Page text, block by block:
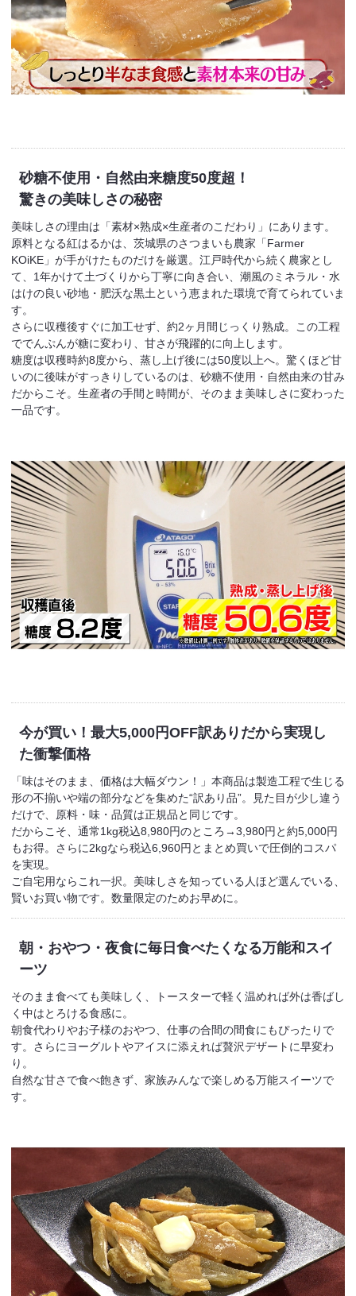
砂糖不使用・自然由来糖度50度超！
驚きの美味しさの秘密
美味しさの理由は「素材×熟成×生産者のこだわり」にあります。
原料となる紅はるかは、茨城県のさつまいも農家「Farmer
KOiKE」が手がけたものだけを厳選。江戸時代から続く農家とし
て、1年かけて土づくりから丁寧に向き合い、潮風のミネラル・水
はけの良い砂地・肥沃な黒土という恵まれた環境で育てられていま
す。
さらに収穫後すぐに加工せず、約2ヶ月間じっくり熟成。この工程
ででんぷんが糖に変わり、甘さが飛躍的に向上します。
糖度は収穫時約8度から、蒸し上げ後には50度以上へ。驚くほど甘
いのに後味がすっきりしているのは、砂糖不使用・自然由来の甘み
だからこそ。生産者の手間と時間が、そのまま美味しさに変わった
一品です。
今が買い！最大5,000円OFF訳ありだから実現し
た衝撃価格
「味はそのまま、価格は大幅ダウン！」本商品は製造工程で生じる
形の不揃いや端の部分などを集めた“訳あり品”。見た目が少し違う
だけで、原料・味・品質は正規品と同じです。
だからこそ、通常1kg税込8,980円のところ→3,980円と約5,000円
もお得。さらに2kgなら税込6,960円とまとめ買いで圧倒的コスパ
を実現。
ご自宅用ならこれ一択。美味しさを知っている人ほど選んでいる、
賢いお買い物です。数量限定のためお早めに。
朝・おやつ・夜食に毎日食べたくなる万能和スイ
ーツ
そのまま食べても美味しく、トースターで軽く温めれば外は香ばし
く中はとろける食感に。
朝食代わりやお子様のおやつ、仕事の合間の間食にもぴったりで
す。さらにヨーグルトやアイスに添えれば贅沢デザートに早変わ
り。
自然な甘さで食べ飽きず、家族みんなで楽しめる万能スイーツで
す。